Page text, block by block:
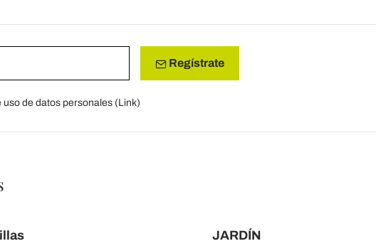
Regístrate
uso de datos personales (Link)
JARDÍN